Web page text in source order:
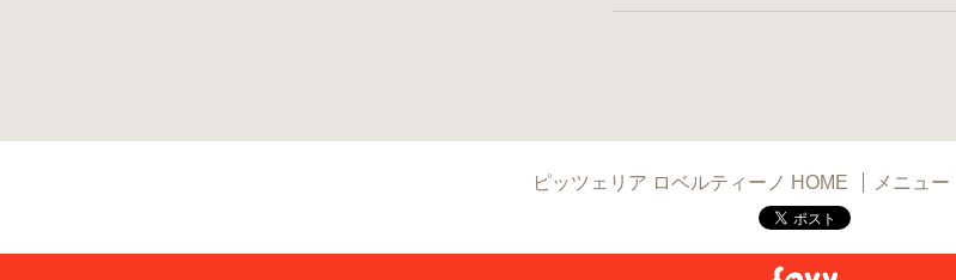
ピッツェリア ロベルティーノ HOME メニュー